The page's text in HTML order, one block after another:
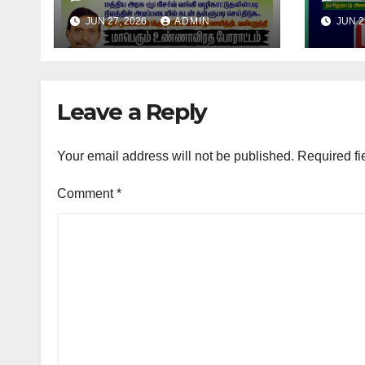
சென்னையில்
விவசாயிகள் மாபெரும்
உண்ணாவிரத போராட்டம் !
JUN 27, 2026 ADMIN JUN
Leave a Reply
Your email address will not be published. Required
Comment*